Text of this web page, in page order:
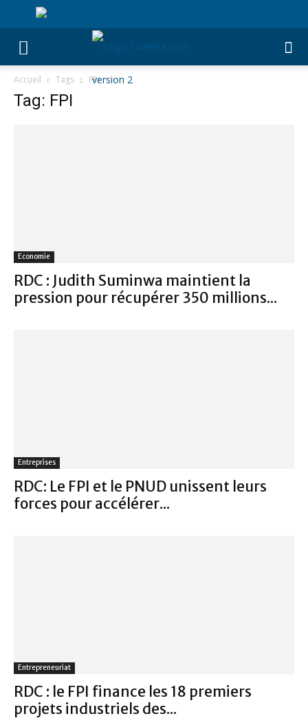
Accueil Tags FPI
Tag: FPI
Economie
RDC : Judith Suminwa maintient la
pression pour récupérer 350 millions...
Entreprises
RDC: Le FPI et le PNUD unissent leurs
forces pour accélérer...
Entrepreneuriat
RDC : le FPI finance les 18 premiers
projets industriels des...